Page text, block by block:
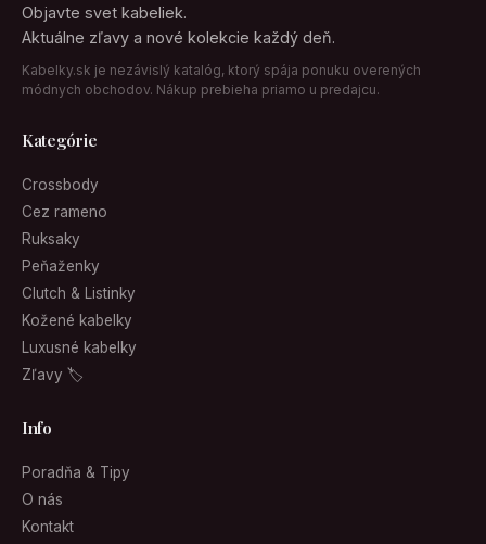
Objavte svet kabeliek.
Aktuálne zľavy a nové kolekcie každý deň.
Kabelky.sk je nezávislý katalóg, ktorý spája ponuku overených
módnych obchodov. Nákup prebieha priamo u predajcu.
Kategórie
Crossbody
Cez rameno
Ruksaky
Peňaženky
Clutch & Listinky
Kožené kabelky
Luxusné kabelky
Zľavy 🏷
Info
Poradňa & Tipy
O nás
Kontakt